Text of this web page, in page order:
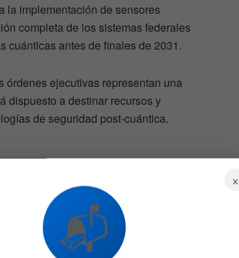
la implementación de sensores
completa de los sistemas federales
cuánticas antes de finales de 2031.
órdenes ejecutivas representan una
dispuesto a destinar recursos y
de seguridad post-cuántica.
¿Bitcoin puede caer a
50.000 USD? Este dato es el
que preocupa
3 DE AGOSTO DE 2026
×
📬